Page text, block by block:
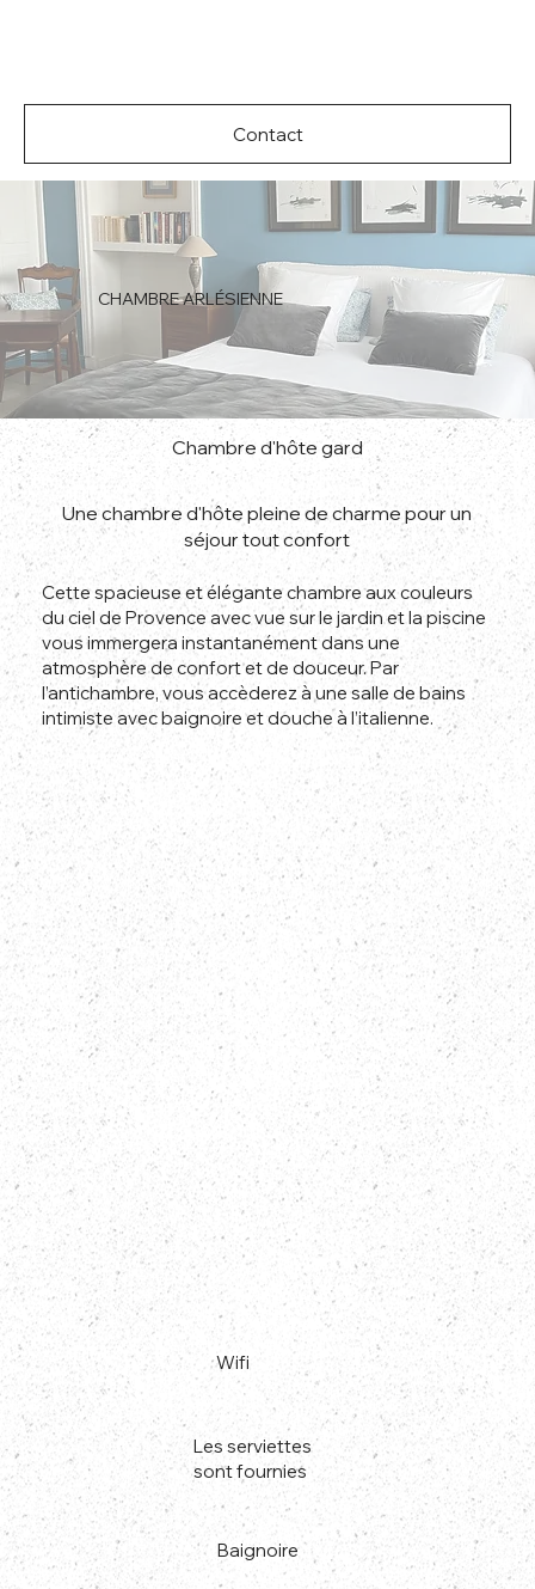
Contact
CHAMBRE ARLÉSIENNE
Chambre d'hôte gard
Une chambre d'hôte pleine de charme pour un
séjour tout confort
Cette spacieuse et élégante chambre aux couleurs
du ciel de Provence avec vue sur le jardin et la piscine
vous immergera instantanément dans une
atmosphère de confort et de douceur. Par
l’antichambre, vous accèderez à une salle de bains
intimiste avec baignoire et douche à l’italienne.
Baignoire
Les serviettes
sont fournies
Wifi